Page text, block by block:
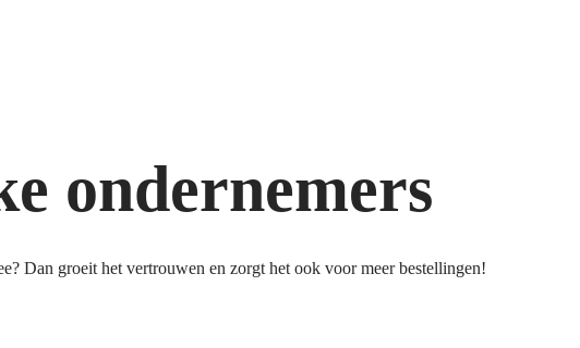
ondernemers
Dan groeit het vertrouwen en zorgt het ook voor meer bestellingen!